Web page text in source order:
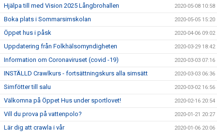
Hjälpa till med Vision 2025 Långbrohallen 2020-05-08 10:58
Boka plats i Sommarsimskolan 2020-05-05 15:20
Öppet hus i påsk 2020-04-06 09:02
Uppdatering från Folkhälsomyndigheten 2020-03-29 18:42
Information om Coronaviruset (covid -19) 2020-03-03 07:16
INSTÄLLD Crawlkurs - fortsättningskurs alla simsätt 2020-03-03 06:36
Simfötter till salu 2020-03-02 16:56
Välkomna på Öppet Hus under sportlovet! 2020-02-16 20:54
Vill du prova på vattenpolo? 2020-01-21 20:27
Lär dig att crawla i vår 2020-01-06 20:06